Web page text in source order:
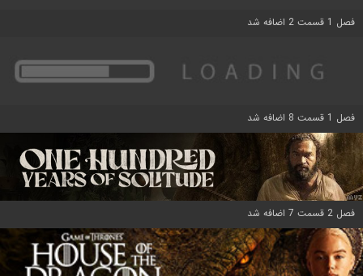
فصل 1 قسمت 2 اضافه شد
فصل 1 قسمت 8 اضافه شد
فصل 2 قسمت 7 اضافه شد